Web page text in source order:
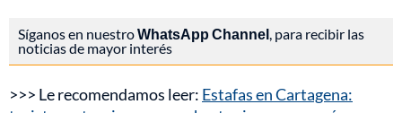
Síganos en nuestroWhatsApp Channel , para recibir las
noticias de mayor interés
>>> Le recomendamos leer: Estafas en Cartagena: